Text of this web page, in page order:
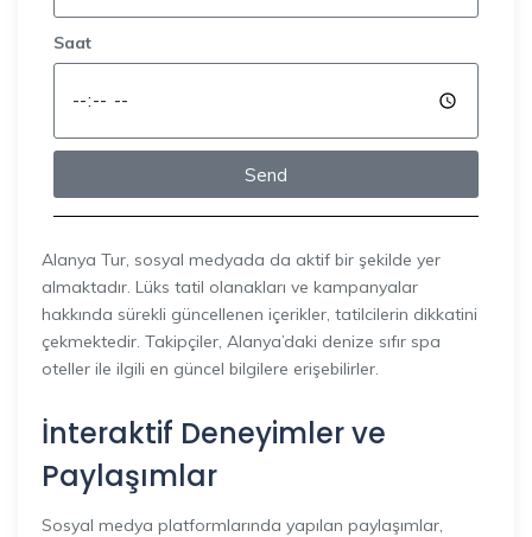
Saat
Send
Alanya Tur, sosyal medyada da aktif bir şekilde yer
almaktadır. Lüks tatil olanakları ve kampanyalar
hakkında sürekli güncellenen içerikler, tatilcilerin dikkatini
çekmektedir. Takipçiler, Alanya’daki denize sıfır spa
oteller ile ilgili en güncel bilgilere erişebilirler.
İnteraktif Deneyimler ve
Paylaşımlar
Sosyal medya platformlarında yapılan paylaşımlar,